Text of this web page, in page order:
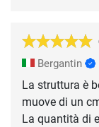
Bergantin
La struttura è
muove di un
La quantità di